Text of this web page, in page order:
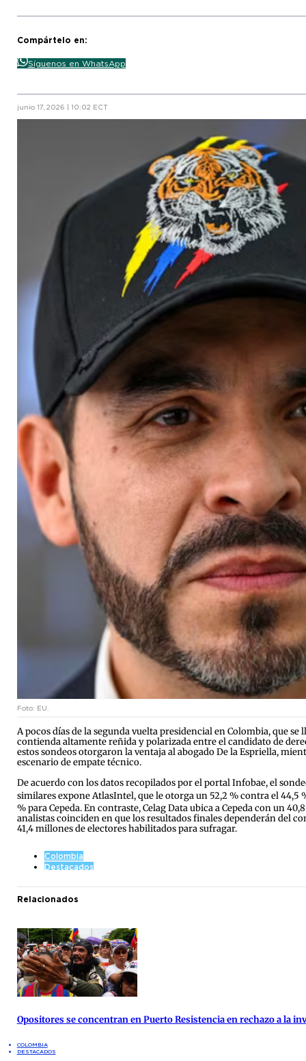
Compártelo en:
Síguenos en WhatsApp
junio 17, 2026 | 10:02 ECT
Foto: EU.
A pocos días de la segunda vuelta presidencial en Colombia, que
contienda altamente reñida y polarizada entre el candidato de
estos sondeos otorgaron la ventaja al abogado De la Espriella,
escenario de empate técnico.
De acuerdo con los datos recopilados por el portal Infobae, el
similares expone AtlasIntel, que le otorga un 52,2 % contra el 44,5
% para Cepeda.En contraste, Celag Data ubica a Cepeda con un
analistas coinciden en que los resultados finales dependerán del
41,4 millones de electores habilitados para sufragar.
Colombia
Destacados
Relacionados
Opositores se concentran en Puerto Resistencia en rechazo a la
COLOMBIA
DESTACADOS